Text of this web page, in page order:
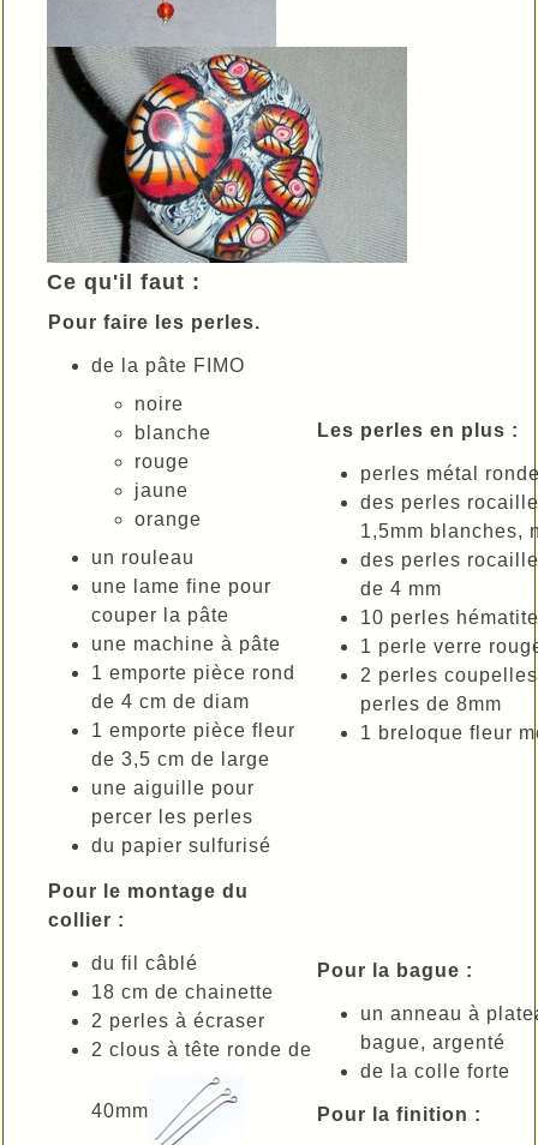
Ce qu'il faut :
Pour faire les perles.
de la pâte FIMO
noire
blanche
rouge
jaune
orange
un rouleau
une lame fine pour
couper la pâte
une machine à pâte
1 emporte pièce rond
de 4 cm de diam
1 emporte pièce fleur
de 3,5 cm de large
une aiguille pour
percer les perles
du papier sulfurisé
Les perles en plus :
perles métal
des perles
1,5mm blanches,
des perles
de 4 mm
10 perles
1 perle verre
2 perles
perles de 8mm
1 breloque fleur
Pour le montage du
collier :
du fil câblé
18 cm de chainette
2 perles à écraser
2 clous à tête ronde de
40mm
Pour la bague :
un anneau à
bague, argenté
de la colle forte
Pour la finition :